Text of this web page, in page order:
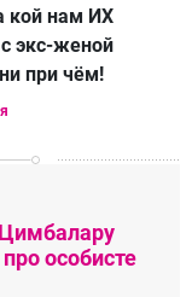
кой нам ИХ
экс-женой
при чём!
особисте